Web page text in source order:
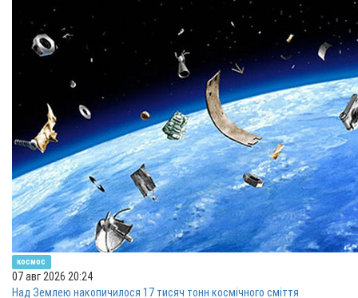
космос
07 авг 2026 20:24
Над Землею накопичилося 17 тисяч тонн космічного сміття